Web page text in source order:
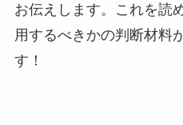
お伝えします。これを読
用するべきかの判断材料
す！